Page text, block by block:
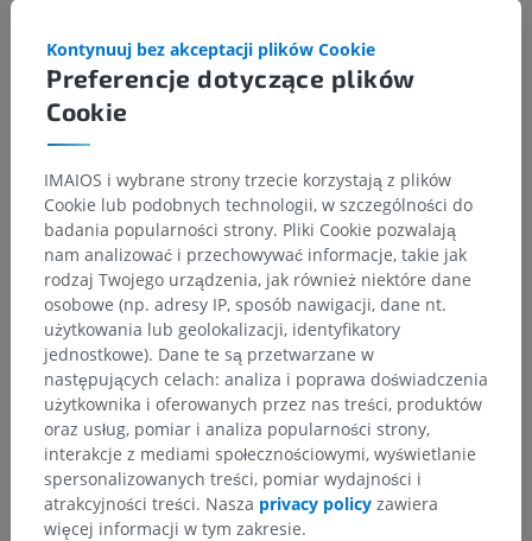
Hierarchia anatomiczna
Anatomia człowieka 2
Anatomia człowieka 1
Anatomia układu kostnego> Układ nerwowy>
Centralny system nerwowy> Mózg>
Tyłomózgowie>
Tyłomózgowie wtórnego; Most i móżdżek>
Nakrywka mostu> Istota szara>
Jądro ciała czworobocznego
Powiązane struktury:
Jądro przednie ciała czworobocznego; jądro brzuszne
ciała czworobocznego
Jądro boczne ciała trapezu
Preferencje dotyczące plików
Cookie
Kontynuuj bez akceptacji plików Cookie
IMAIOS i wybrane strony trzecie korzystają z plików
Cookie lub podobnych technologii, w szczególności do
badania popularności strony. Pliki Cookie pozwalają
nam analizować i przechowywać informacje, takie jak
rodzaj Twojego urządzenia, jak również niektóre dane
osobowe (np. adresy IP, sposób nawigacji, dane nt.
użytkowania lub geolokalizacji, identyfikatory
jednostkowe). Dane te są przetwarzane w
następujących celach: analiza i poprawa doświadczenia
użytkownika i oferowanych przez nas treści, produktów
oraz usług, pomiar i analiza popularności strony,
interakcje z mediami społecznościowymi, wyświetlanie
spersonalizowanych treści, pomiar wydajności i
atrakcyjności treści. Nasza privacy policy zawiera
więcej informacji w tym zakresie.